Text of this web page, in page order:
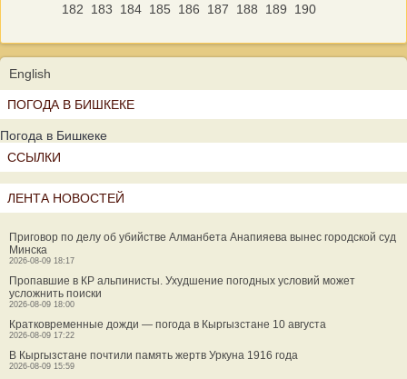
182
183 184 185 186 187 188 189 190
English
ПОГОДА В БИШКЕКЕ
Погода в Бишкеке
ССЫЛКИ
ЛЕНТА НОВОСТЕЙ
Приговор по делу об убийстве Алманбета Анапияева вынес городской суд
Минска
2026-08-09 18:17
Пропавшие в КР альпинисты. Ухудшение погодных условий может
усложнить поиски
2026-08-09 18:00
Кратковременные дожди — погода в Кыргызстане 10 августа
2026-08-09 17:22
В Кыргызстане почтили память жертв Уркуна 1916 года
2026-08-09 15:59